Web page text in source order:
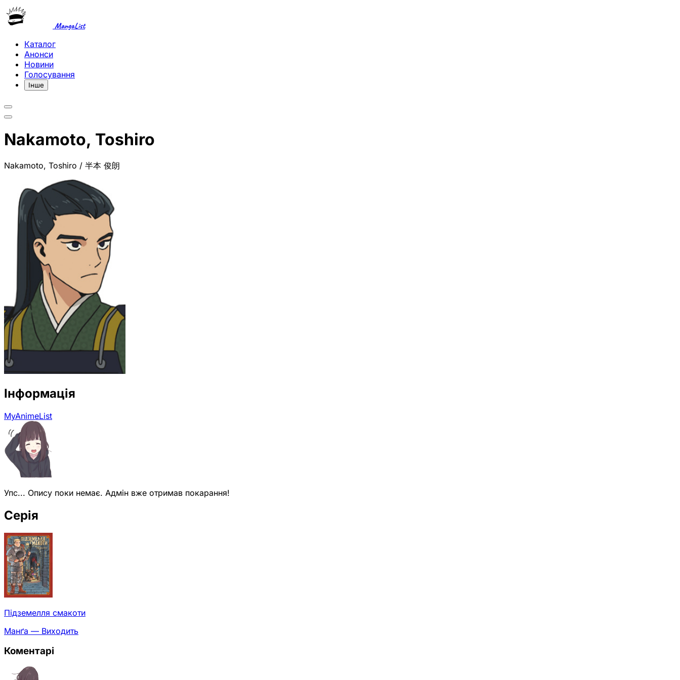
MangaList
Каталог
Анонси
Новини
Голосування
Інше
Nakamoto, Toshiro
Nakamoto, Toshiro / 半本 俊朗
Інформація
MyAnimeList
Упс... Опису поки немає. Адмін вже отримав покарання!
Серія
Підземелля смакоти
Манґа — Виходить
Коментарі